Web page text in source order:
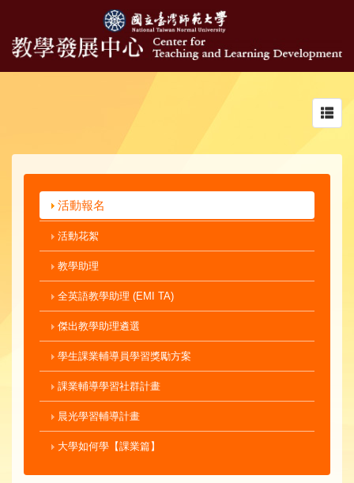
活動報名
活動花絮
教學助理
全英語教學助理 (EMI TA)
傑出教學助理遴選
學生課業輔導員學習獎勵方案
課業輔導學習社群計畫
晨光學習輔導計畫
大學如何學【課業篇】